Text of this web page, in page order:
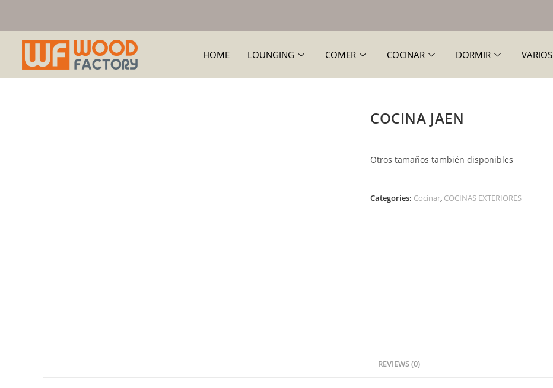
HOME LOUNGING COMER COCINAR DORMIR VARIOS
COCINA JAEN
Otros tamaños también disponibles
Categories: Cocinar, COCINAS EXTERIORES
REVIEWS (0)